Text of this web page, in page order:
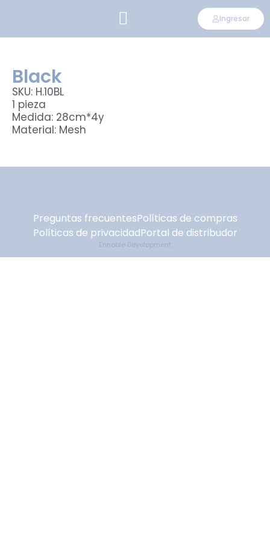
Ingresar
Black
SKU: H.10BL
1 pieza
Medida: 28cm*4y
Material: Mesh
Preguntas frecuentesPolíticas de compras
Políticas de privacidadPortal de distribudor
Ennoble Development